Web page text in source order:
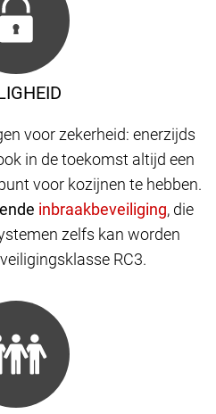
voor zekerheid: enerzijds
in de toekomst altijd een
voor kozijnen te hebben.
, die
zelfs kan worden
RC3.